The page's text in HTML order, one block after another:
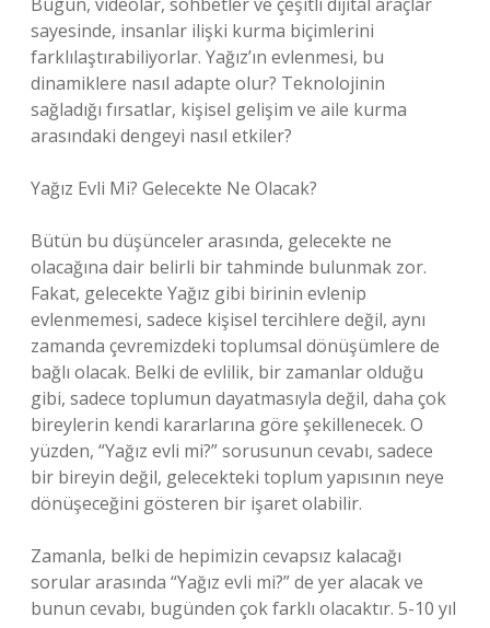
sayesinde, insanlar ilişki kurma biçimlerini
farklılaştırabiliyorlar. Yağız’ın evlenmesi, bu
dinamiklere nasıl adapte olur? Teknolojinin
sağladığı fırsatlar, kişisel gelişim ve aile kurma
arasındaki dengeyi nasıl etkiler?
Yağız Evli Mi? Gelecekte Ne Olacak?
Bütün bu düşünceler arasında, gelecekte ne
olacağına dair belirli bir tahminde bulunmak zor.
Fakat, gelecekte Yağız gibi birinin evlenip
evlenmemesi, sadece kişisel tercihlere değil, aynı
zamanda çevremizdeki toplumsal dönüşümlere de
bağlı olacak. Belki de evlilik, bir zamanlar olduğu
gibi, sadece toplumun dayatmasıyla değil, daha çok
bireylerin kendi kararlarına göre şekillenecek. O
yüzden, “Yağız evli mi?” sorusunun cevabı, sadece
bir bireyin değil, gelecekteki toplum yapısının neye
dönüşeceğini gösteren bir işaret olabilir.
Zamanla, belki de hepimizin cevapsız kalacağı
sorular arasında “Yağız evli mi?” de yer alacak ve
bunun cevabı, bugünden çok farklı olacaktır. 5-10 yıl